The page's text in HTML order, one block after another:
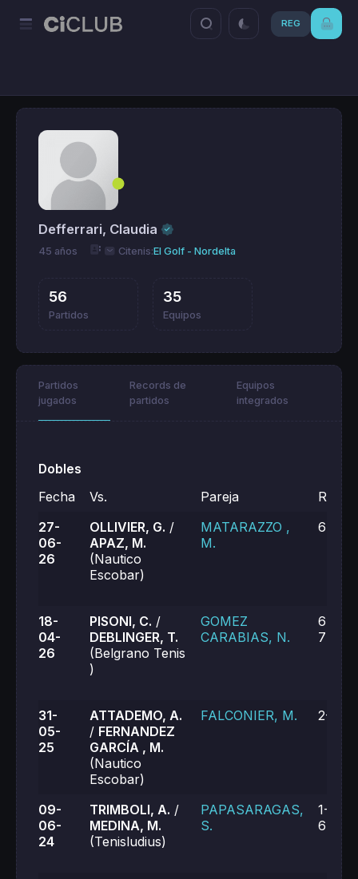
REG
Defferrari, Claudia
45 años Citenis:El Golf - Nordelta
56
Partidos
35
Equipos
Partidos
jugados
Records de
partidos
Equipos
integrados
Dobles
Fecha Vs. Pareja
27-
06-
26
OLLIVIER, G. /
APAZ, M.
(Nautico
Escobar)
MATARAZZO ,
M.
6-4,
18-
04-
26
PISONI, C. /
DEBLINGER, T.
(Belgrano Tenis
)
GOMEZ
CARABIAS, N.
6-3,
7-6
31-
05-
25
ATTADEMO, A.
/ FERNANDEZ
GARCÍA , M.
(Nautico
Escobar)
FALCONIER, M. 2-6,
09-
06-
24
TRIMBOLI, A. /
MEDINA, M.
(Tenisludius)
PAPASARAGAS,
S.
1-6,
6-7